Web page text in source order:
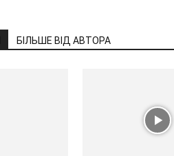
БІЛЬШЕ ВІД АВТОРА